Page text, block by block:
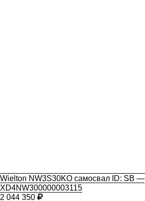
Wielton NW3S30KO самосвал ID: SB —
XD4NW300000003115
2 044 350